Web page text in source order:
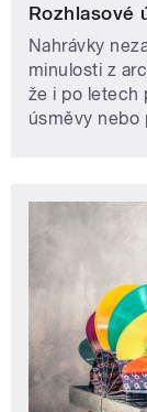
Rozhlasové
Nahrávky
minulosti z
že i po letech
úsměvy nebo